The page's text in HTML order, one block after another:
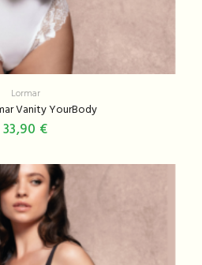
Lormar
Vanity YourBody
33,90 €